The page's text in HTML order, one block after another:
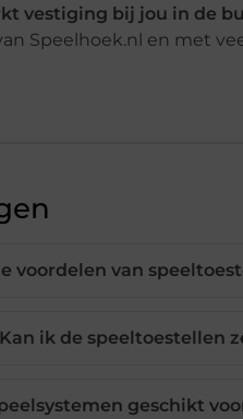
vestiging bij jou in de
Speelhoek.nl en met
voordelen van
Kan ik de speeltoestellen
geschikt